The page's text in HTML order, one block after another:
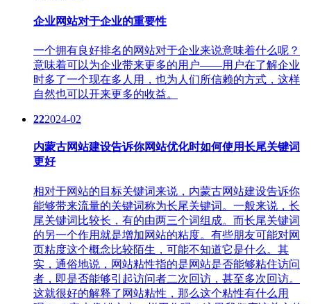
企业网站对于企业的重要性
一个拥有良好排名的网站对于企业来说意味着什么呢？
意味着可以为企业带来更多的用户——用户在了解企业
时多了一个现在多人用，也为人们所信赖的方式，这样
自然也可以开来更多的收益。
222024-02
内蒙古网站建设告诉你网站优化时如何使用长尾关键词
更好
相对于网站的目标关键词来说，内蒙古网站建设​告诉你
能够带来流量的关键词称为长尾关键词。一般来说，长
尾关键词比较长，有的由两三个词组成。而长尾关键词
的另一个作用就是增加网站的粘度。有些朋友可能对网
页粘度这个概念比较陌生，可能不知道它是什么。其
实，通俗地说，网站粘性指的是网站是否能够粘住访问
者，即是否能够引起访问者二次回访，甚至多次回访。
这就很好的解释了网站粘性，那么这个粘性有什么用